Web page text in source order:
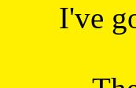
I've